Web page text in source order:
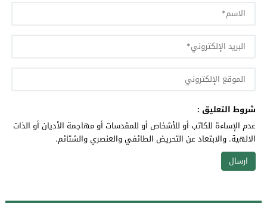
شروط التعليق :
عدم الإساءة للكاتب أو للأشخاص أو للمقدسات أو مهاجمة الأديان أو الذات
الالهية. والابتعاد عن التحريض الطائفي والعنصري والشتائم.